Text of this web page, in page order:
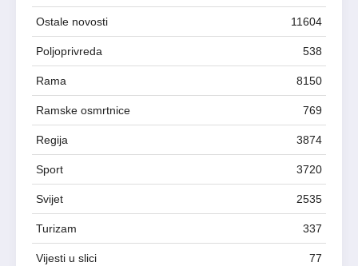
Ostale novosti 11604
Poljoprivreda 538
Rama 8150
Ramske osmrtnice 769
Regija 3874
Sport 3720
Svijet 2535
Turizam 337
Vijesti u slici 77